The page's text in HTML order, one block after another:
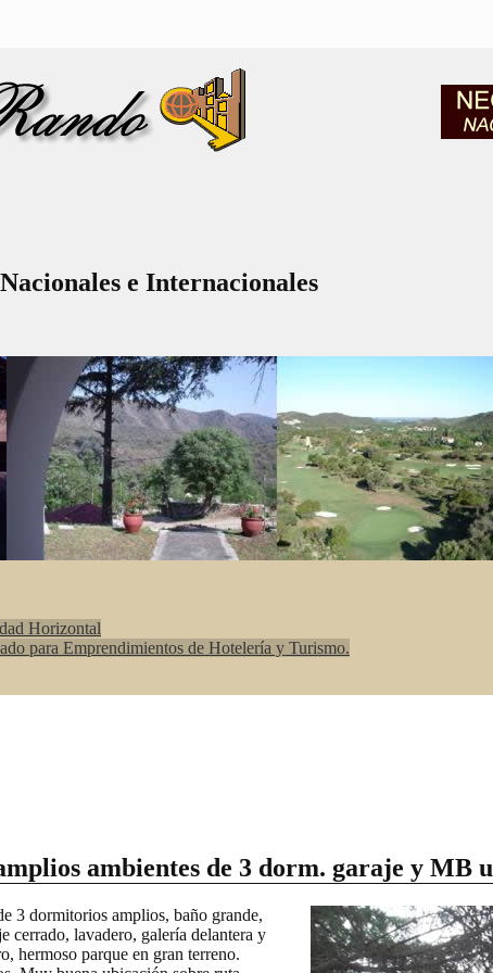
e Internacionales
Horizontal
para Emprendimientos de Hotelería y Turismo.
ambientes de 3 dorm. garaje y MB
3 dormitorios amplios, baño grande,
cerrado, lavadero, galería delantera y
hermoso parque en gran terreno.